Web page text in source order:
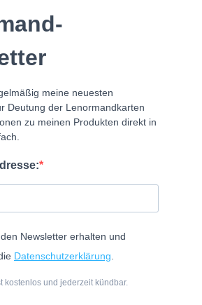
Lerngruppe
meine neuesten
Deutung der Lenormandkarten
zu meinen Produkten direkt in
Newsletter erhalten und
Datenschutzerklärung
kostenlos und jederzeit kündbar.